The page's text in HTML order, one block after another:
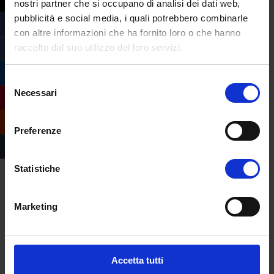
nostri partner che si occupano di analisi dei dati web,
pubblicità e social media, i quali potrebbero combinarle
con altre informazioni che ha fornito loro o che hanno
raccolto dal suo utilizzo dei loro servizi.
delNecessari
Preferenze
Statistiche
Marketing
Accetta tutti
7 APRILE –Omicidi internazionali
14 APRILE –L’antropologia forense al
servizio delle investigazioni
28 APRILE –
forensic attraverso casi reali
– Le indagini biologiche – presso
26 MAGGIO – La tossicologia forense (teoria)
(laboratorio)